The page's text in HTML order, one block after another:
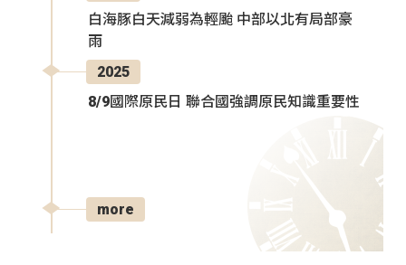
白海豚白天減弱為輕颱 中部以北有局部豪
雨
2025
8/9國際原民日 聯合國強調原民知識重要性
more